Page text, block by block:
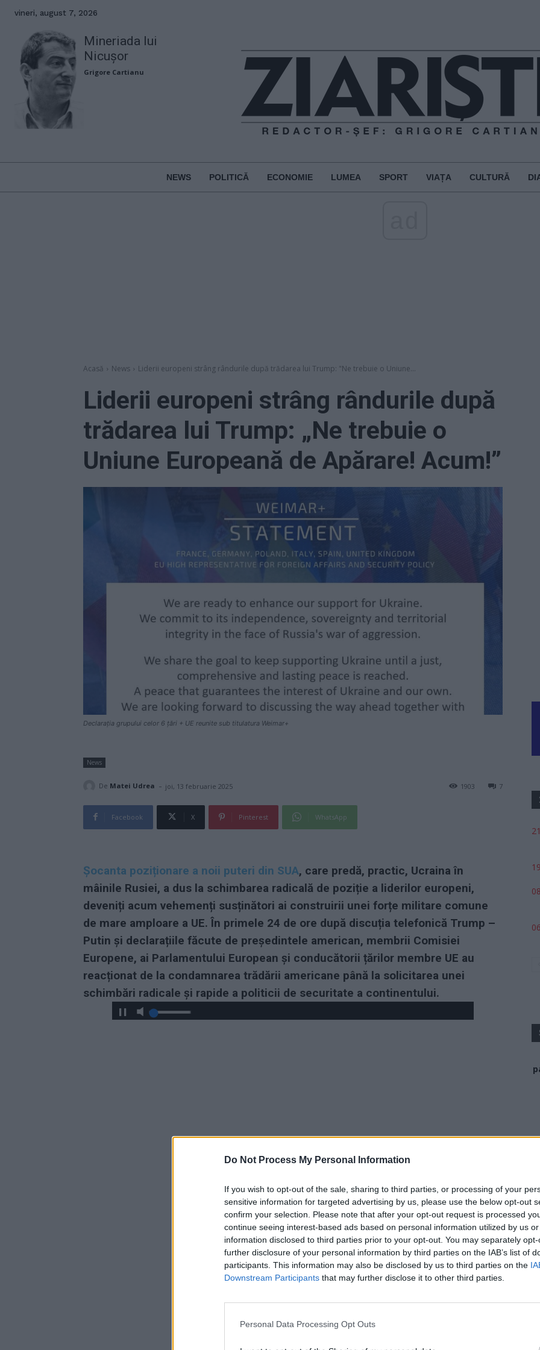
Do Not Process My Personal Information
If you wish to opt-out of the sale, sharing to third parties, or processing of your
sensitive information for targeted advertising by us, please use the below opt-out
confirm your selection. Please note that after your opt-out request is processed
continue seeing interest-based ads based on personal information utilized by us
information disclosed to third parties prior to your opt-out. You may separately
further disclosure of your personal information by third parties on the IAB’s list of
participants. This information may also be disclosed by us to third parties on the
Downstream Participants that may further disclose it to other third parties.
Personal Data Processing Opt Outs
vineri, august 7, 2026
Mineriada lui
Nicușor
Grigore Cartianu
NEWS POLITICĂ ECONOMIE LUMEA SPORT VIAȚA CULTURĂ
Acasă News Liderii europeni strâng rândurile după trădarea lui Trump: "Ne trebuie o Uniune...
Liderii europeni strâng rândurile după
trădarea lui Trump: „Ne trebuie o
Uniune Europeană de Apărare! Acum!”
Declarația grupului celor 6 țări + UE reunite sub titulatura Weimar+
News
De Matei Udrea - joi, 13 februarie 2025 7
1903
Facebook X Pinterest WhatsApp
Șocanta poziționare a noii puteri din SUA, care predă, practic, Ucraina în
mâinile Rusiei, a dus la schimbarea radicală de poziție a liderilor europeni,
deveniți acum vehemenți susținători ai construirii unei forțe militare comune
de mare amploare a UE. În primele 24 de ore după discuția telefonică Trump –
Putin și declarațiile făcute de președintele american, membrii Comisiei
Europene, ai Parlamentului European și conducătorii țărilor membre UE au
reacționat de la condamnarea trădării americane până la solicitarea unei
schimbări radicale și rapide a politicii de securitate a continentului.
ad